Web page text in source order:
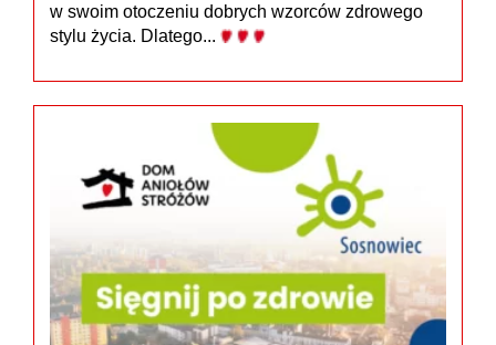
w swoim otoczeniu dobrych wzorców zdrowego
stylu życia. Dlatego...